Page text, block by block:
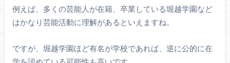
例えば、多くの芸能人が在籍、卒業している堀越学園など
はかなり芸能活動に理解があるといえますね。
ですが、堀越学園ほど有名が学校であれば、逆に公的に在